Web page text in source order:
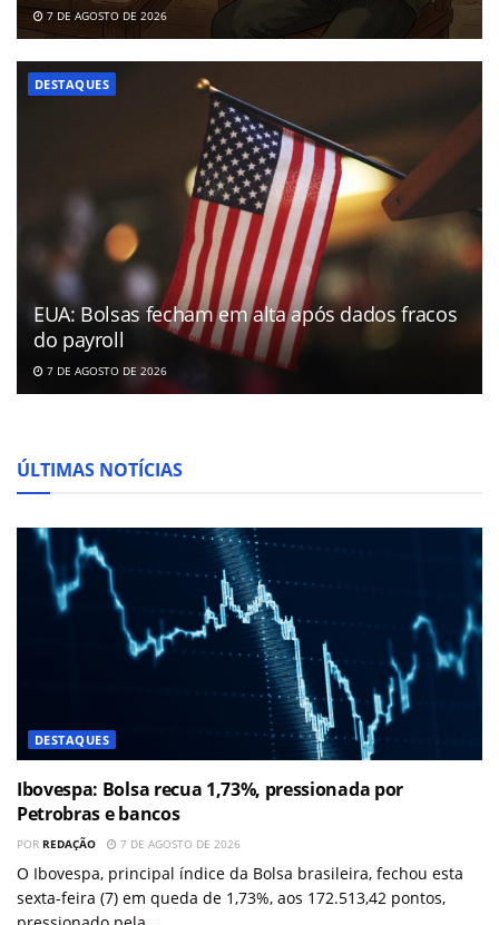
7 DE AGOSTO DE 2026
DESTAQUES
EUA: Bolsas fecham em alta após dados fracos
do payroll
7 DE AGOSTO DE 2026
ÚLTIMAS NOTÍCIAS
DESTAQUES
Ibovespa: Bolsa recua 1,73%, pressionada por
Petrobras e bancos
POR REDAÇÃO 7 DE AGOSTO DE 2026
O Ibovespa, principal índice da Bolsa brasileira, fechou esta
sexta-feira (7) em queda de 1,73%, aos 172.513,42 pontos,